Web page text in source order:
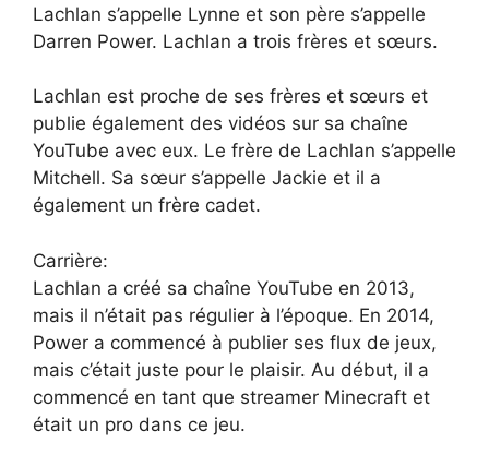
Lachlan s’appelle Lynne et son père s’appelle
Darren Power. Lachlan a trois frères et sœurs.
Lachlan est proche de ses frères et sœurs et
publie également des vidéos sur sa chaîne
YouTube avec eux. Le frère de Lachlan s’appelle
Mitchell. Sa sœur s’appelle Jackie et il a
également un frère cadet.
Carrière:
Lachlan a créé sa chaîne YouTube en 2013,
mais il n’était pas régulier à l’époque. En 2014,
Power a commencé à publier ses flux de jeux,
mais c’était juste pour le plaisir. Au début, il a
commencé en tant que streamer Minecraft et
était un pro dans ce jeu.